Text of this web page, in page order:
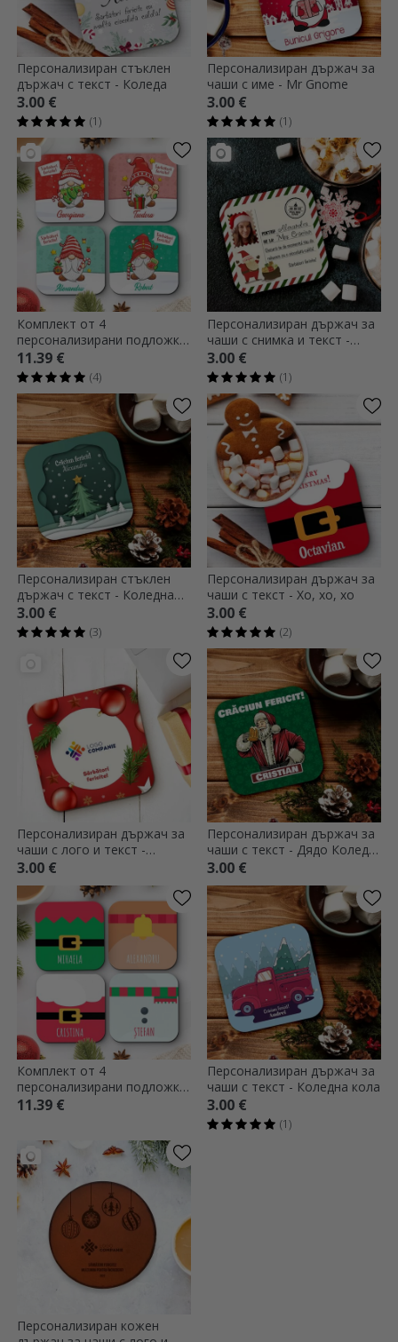
Персонализиран стъклен
държач с текст - Коледа
3.00 €
(1)
Персонализиран държач за
чаши с име - Mr Gnome
3.00 €
(1)
Комплект от 4
персонализирани подложки
с текст - коледен дизайн
11.39 €
(4)
Персонализиран държач за
чаши с снимка и текст -
Специална доставка
3.00 €
(1)
Персонализиран стъклен
държач с текст - Коледна
гледка
3.00 €
(3)
Персонализиран държач за
чаши с текст - Хо, хо, хо
3.00 €
(2)
Персонализиран държач за
чаши с лого и текст -
Весели празници
3.00 €
Персонализиран държач за
чаши с текст - Дядо Коледа
с бира
3.00 €
Комплект от 4
персонализирани подложки
с текст - коледни герои
11.39 €
Персонализиран държач за
чаши с текст - Коледна кола
3.00 €
(1)
Персонализиран кожен